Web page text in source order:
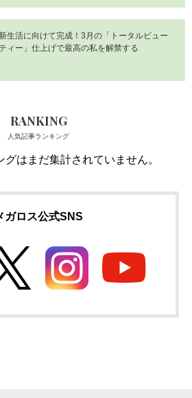
新生活に向けて完成！3月の「トータルビュー
ティー」仕上げで最高の私を解禁する
RANKING
人気記事ランキング
グはまだ集計されていません。
ガロス公式SNS